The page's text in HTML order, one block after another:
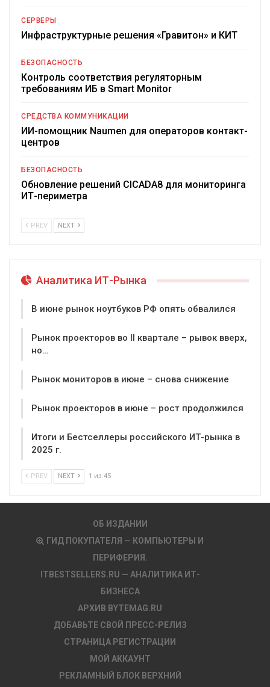
СЕРВЕРЫ
Инфраструктурные решения «Гравитон» и КИТ
БЕЗОПАСНОСТЬ
Контроль соответствия регуляторным
требованиям ИБ в Smart Monitor
СРЕДСТВА КОММУНИКАЦИИ
ИИ-помощник Naumen для операторов контакт-
центров
БЕЗОПАСНОСТЬ
Обновление решений CICADA8 для мониторинга
ИТ-периметра
PREV NEXT
Аналитика ИТ-Рынка
В июне рынок ноутбуков РФ опять обвалился
Рынок проекторов во II квартале – рывок вверх,
но…
Рынок мониторов в июне – снова снижение
Рынок проекторов в июне – рост продолжился
Итоги и Бестселлеры российского ИТ-рынка в
2025 г.
PREV NEXT 1 из 45
ОБ ИЗДАНИИ
ГИД ПОКУПАТЕЛЯ — КОМПЬЮТЕРЫ И
ПЕРИФЕРИЯ.
ITBESTSELLERS.RU — АНАЛИТИКА ИТ-
БИЗНЕСА
АРХИВ BYTEMAG.RU
ДОБАВЬТЕ СВОЙ ПРЕСС-РЕЛИЗ
СТРАНИЦА РЕГИСТРАЦИИ
МОЙ АККАУНТ
РЕКЛАМНЫЙ БЛОК ВЕРХНИЙ